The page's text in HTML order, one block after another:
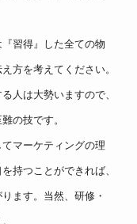
習得』した全ての物
方を考えてください。
人は大勢いますので、
の技です。
マーケティングの理
持つことができれば、
ます。当然、研修・